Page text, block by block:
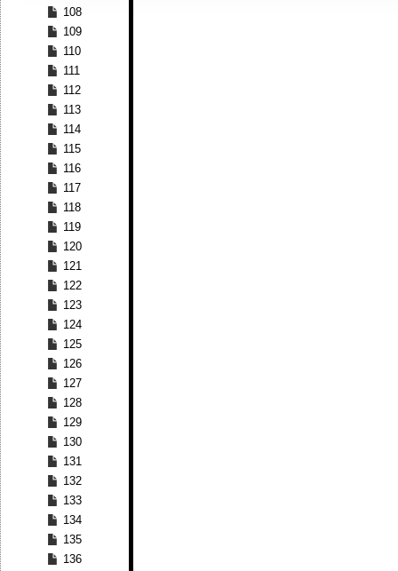
108
109
110
111
112
113
114
115
116
117
118
119
120
121
122
123
124
125
126
127
128
129
130
131
132
133
134
135
136